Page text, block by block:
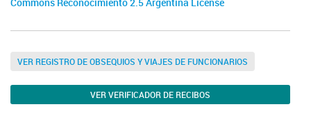
Commons Reconocimiento 2.5 Argentina License
VER REGISTRO DE OBSEQUIOS Y VIAJES DE FUNCIONARIOS
VER VERIFICADOR DE RECIBOS